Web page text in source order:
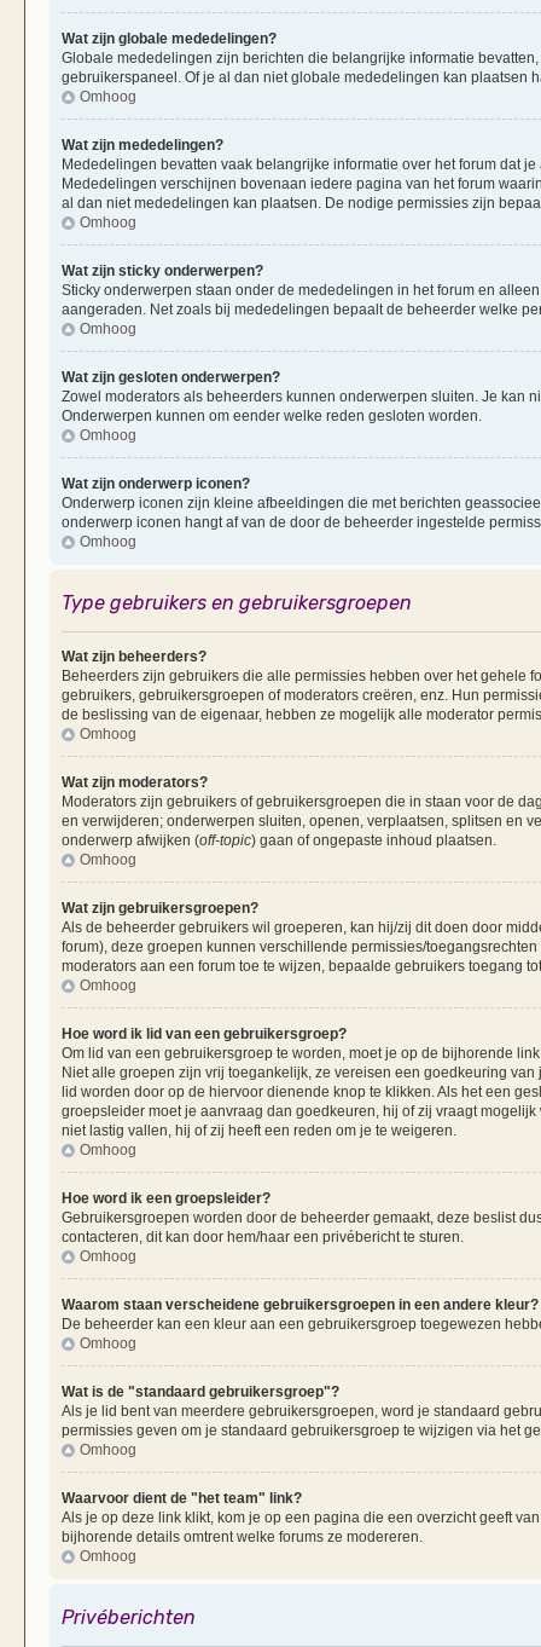
Wat zijn globale mededelingen?
Globale mededelingen zijn berichten die belangrijke informatie
gebruikerspaneel. Of je al dan niet globale mededelingen kan plaatsen
Omhoog
Wat zijn mededelingen?
Mededelingen bevatten vaak belangrijke informatie over het forum dat
Mededelingen verschijnen bovenaan iedere pagina van het forum
al dan niet mededelingen kan plaatsen. De nodige permissies zijn
Omhoog
Wat zijn sticky onderwerpen?
Sticky onderwerpen staan onder de mededelingen in het forum en
aangeraden. Net zoals bij mededelingen bepaalt de beheerder welke
Omhoog
Wat zijn gesloten onderwerpen?
Zowel moderators als beheerders kunnen onderwerpen sluiten. Je kan
Onderwerpen kunnen om eender welke reden gesloten worden.
Omhoog
Wat zijn onderwerp iconen?
Onderwerp iconen zijn kleine afbeeldingen die met berichten
onderwerp iconen hangt af van de door de beheerder ingestelde
Omhoog
Type gebruikers en gebruikersgroepen
Wat zijn beheerders?
Beheerders zijn gebruikers die alle permissies hebben over het gehele
gebruikers, gebruikersgroepen of moderators creëren, enz. Hun
de beslissing van de eigenaar, hebben ze mogelijk alle moderator
Omhoog
Wat zijn moderators?
Moderators zijn gebruikers of gebruikersgroepen die in staan voor de
en verwijderen; onderwerpen sluiten, openen, verplaatsen, splitsen en
onderwerp afwijken (off-topic) gaan of ongepaste inhoud plaatsen.
Omhoog
Wat zijn gebruikersgroepen?
Als de beheerder gebruikers wil groeperen, kan hij/zij dit doen door
forum), deze groepen kunnen verschillende permissies/
moderators aan een forum toe te wijzen, bepaalde gebruikers toegang
Omhoog
Hoe word ik lid van een gebruikersgroep?
Om lid van een gebruikersgroep te worden, moet je op de bijhorende
Niet alle groepen zijn vrij toegankelijk, ze vereisen een goedkeuring
lid worden door op de hiervoor dienende knop te klikken. Als het een
groepsleider moet je aanvraag dan goedkeuren, hij of zij vraagt
niet lastig vallen, hij of zij heeft een reden om je te weigeren.
Omhoog
Hoe word ik een groepsleider?
Gebruikersgroepen worden door de beheerder gemaakt, deze beslist
contacteren, dit kan door hem/haar een privébericht te sturen.
Omhoog
Waarom staan verscheidene gebruikersgroepen in een andere kleur?
De beheerder kan een kleur aan een gebruikersgroep toegewezen
Omhoog
Wat is de "standaard gebruikersgroep"?
Als je lid bent van meerdere gebruikersgroepen, word je standaard
permissies geven om je standaard gebruikersgroep te wijzigen via het
Omhoog
Waarvoor dient de "het team" link?
Als je op deze link klikt, kom je op een pagina die een overzicht geeft
bijhorende details omtrent welke forums ze modereren.
Omhoog
Privéberichten